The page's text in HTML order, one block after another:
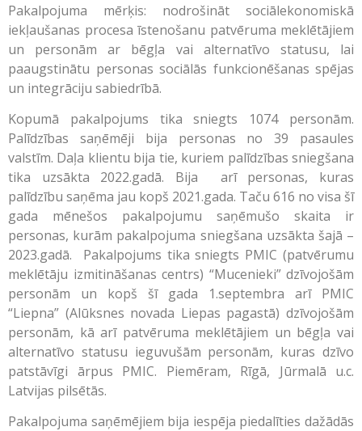
Pakalpojuma mērķis: nodrošināt sociālekonomiskā
iekļaušanas procesa īstenošanu patvēruma meklētājiem
un personām ar bēgļa vai alternatīvo statusu, lai
paaugstinātu personas sociālās funkcionēšanas spējas
un integrāciju sabiedrībā.
Kopumā pakalpojums tika sniegts 1074 personām.
Palīdzības saņēmēji bija personas no 39 pasaules
valstīm. Daļa klientu bija tie, kuriem palīdzības sniegšana
tika uzsākta 2022.gadā. Bija arī personas, kuras
palīdzību saņēma jau kopš 2021.gada. Taču 616 no visa šī
gada mēnešos pakalpojumu saņēmušo skaita ir
personas, kurām pakalpojuma sniegšana uzsākta šajā –
2023.gadā. Pakalpojums tika sniegts PMIC (patvērumu
meklētāju izmitināšanas centrs) “Mucenieki” dzīvojošām
personām un kopš šī gada 1.septembra arī PMIC
“Liepna” (Alūksnes novada Liepas pagastā) dzīvojošām
personām, kā arī patvēruma meklētājiem un bēgļa vai
alternatīvo statusu ieguvušām personām, kuras dzīvo
patstāvīgi ārpus PMIC. Piemēram, Rīgā, Jūrmalā u.c.
Latvijas pilsētās.
Pakalpojuma saņēmējiem bija iespēja piedalīties dažādās